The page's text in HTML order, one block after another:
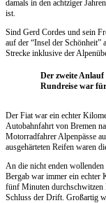
damals in den achtziger
ist.
Sind Gerd Cordes und sein
auf der “Insel der Schönheit”
Strecke inklusive der
Der zweite Anlauf
Rundreise war
Der Fiat war ein echter
Autobahnfahrt von Bremen
Motorradfahrer Alpenpässe
ausgehärteten Reifen waren
An die nicht enden
Bergab war immer ein echter
fünf Minuten durchschwitzen
Schluss der Drift. Großartig